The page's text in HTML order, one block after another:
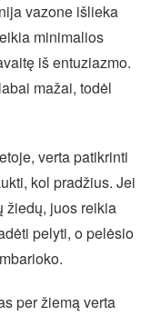
vazone išlieka
minimalios
iš entuziazmo.
mažai, todėl
verta patikrinti
kol pradžius. Jei
žiedų, juos reikia
pelyti, o pelėsio
per žiemą verta